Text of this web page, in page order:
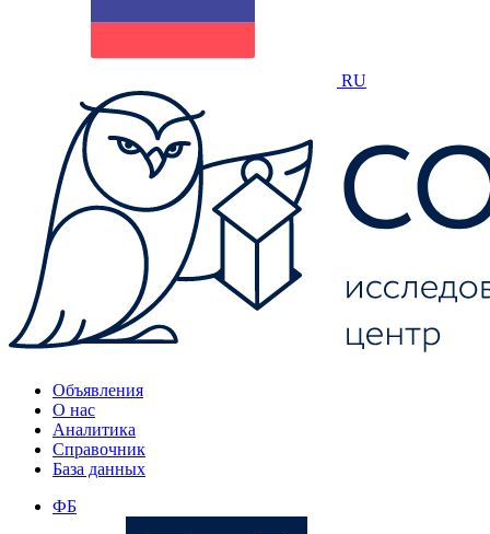
RU
Объявления
О нас
Аналитика
Справочник
База данных
ФБ